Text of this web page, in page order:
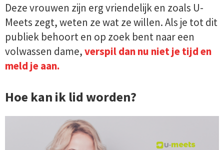
Deze vrouwen zijn erg vriendelijk en zoals U-
Meets zegt, weten ze wat ze willen. Als je tot dit
publiek behoort en op zoek bent naar een
volwassen dame,verspil dan nu niet je tijd en
meld je aan.
Hoe kan ik lid worden?